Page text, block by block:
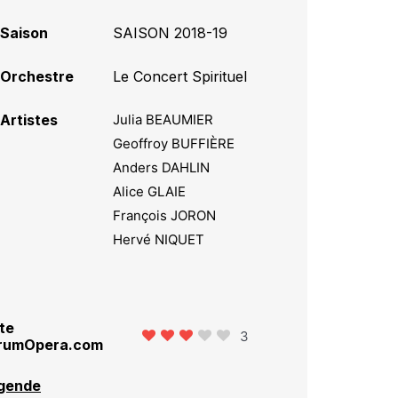
Saison SAISON 2018-19
Orchestre Le Concert Spirituel
Artistes
Julia BEAUMIER
Geoffroy BUFFIÈRE
Anders DAHLIN
Alice GLAIE
François JORON
Hervé NIQUET
3